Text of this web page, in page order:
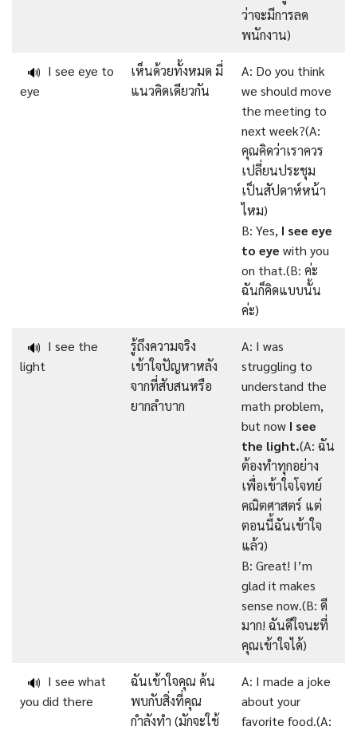
ว่าจะมีการลด
พนักงาน)
🔊 I see eye to
eye
เห็นด้วยทั้งหมด มี่
แนวคิดเดียวกัน
A: Do you think
we should move
the meeting to
next week?(A:
คุณคิดว่าเราควร
เปลี่ยนประชุม
เป็นสัปดาห์หน้า
ไหม)
B: Yes, I see eye
to eye with you
on that.(B: ค่ะ
ฉันก็คิดแบบนั้น
ค่ะ)
🔊 I see the
light
รู้ถึงความจริง
เข้าใจปัญหาหลัง
จากที่สับสนหรือ
ยากลำบาก
A: I was
struggling to
understand the
math problem,
but now I see
the light.(A: ฉัน
ต้องทำทุกอย่าง
เพื่อเข้าใจโจทย์
คณิตศาสตร์ แต่
ตอนนี้ฉันเข้าใจ
แล้ว)
B: Great! I’m
glad it makes
sense now.(B: ดี
มาก! ฉันดีใจนะที่
คุณเข้าใจได้)
🔊 I see what
you did there
ฉันเข้าใจคุณ ค้น
พบกับสิ่งที่คุณ
กำลังทำ (มักจะใช้
A: I made a joke
about your
favorite food.(A: